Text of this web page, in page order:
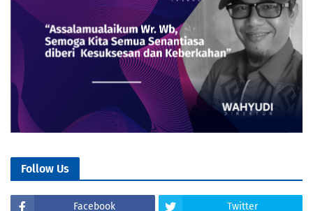
Follow Us
Facebook Twitter